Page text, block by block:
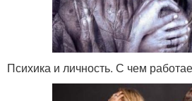
Психика и личность. С чем